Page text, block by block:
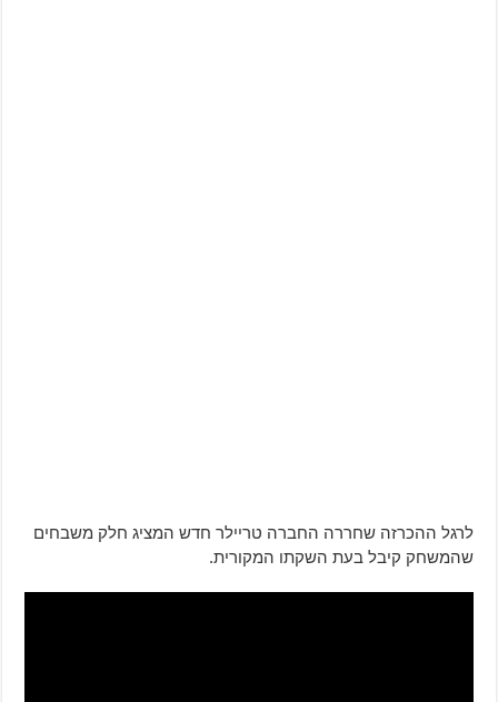
לרגל ההכרזה שחררה החברה טריילר חדש המציג חלק משבחים
שהמשחק קיבל בעת השקתו המקורית.